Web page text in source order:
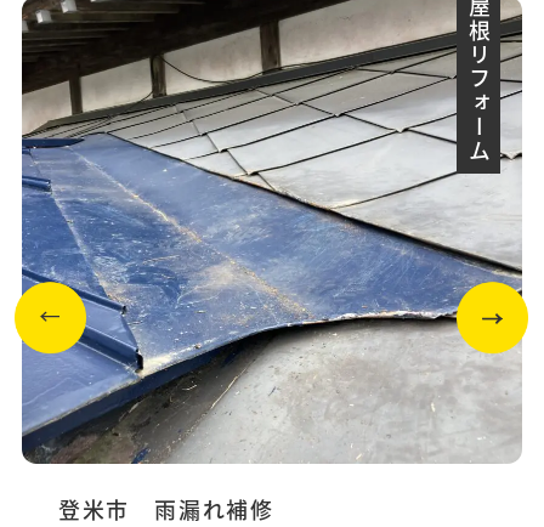
屋根リフォーム
登米市 雨漏れ補修